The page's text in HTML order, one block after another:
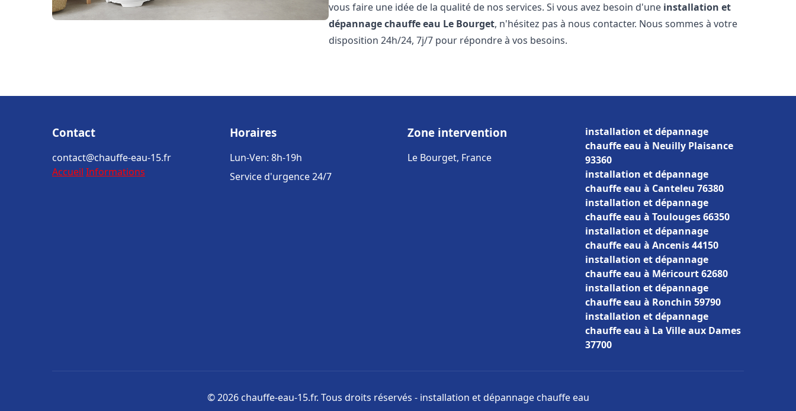
vous faire une idée de la qualité de nos services. Si vous avez besoin d'une installation et
dépannage chauffe eau Le Bourget, n'hésitez pas à nous contacter. Nous sommes à votre
disposition 24h/24, 7j/7 pour répondre à vos besoins.
Contact
contact@chauffe-eau-15.fr
Accueil Informations
Horaires
Lun-Ven: 8h-19h
Service d'urgence 24/7
Zone intervention
Le Bourget, France
installation et dépannage
chauffe eau à Neuilly Plaisance
93360
installation et dépannage
chauffe eau à Canteleu 76380
installation et dépannage
chauffe eau à Toulouges 66350
installation et dépannage
chauffe eau à Ancenis 44150
installation et dépannage
chauffe eau à Méricourt 62680
installation et dépannage
chauffe eau à Ronchin 59790
installation et dépannage
chauffe eau à La Ville aux Dames
37700
© 2026 chauffe-eau-15.fr. Tous droits réservés - installation et dépannage chauffe eau